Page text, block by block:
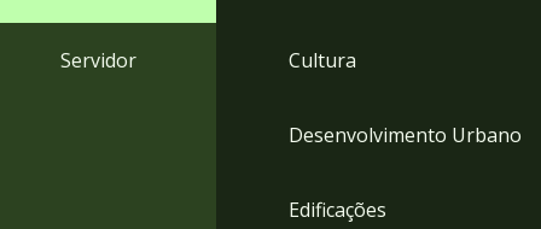
menu
Servidor Cultura
Desenvolvimento Urbano
Edificações